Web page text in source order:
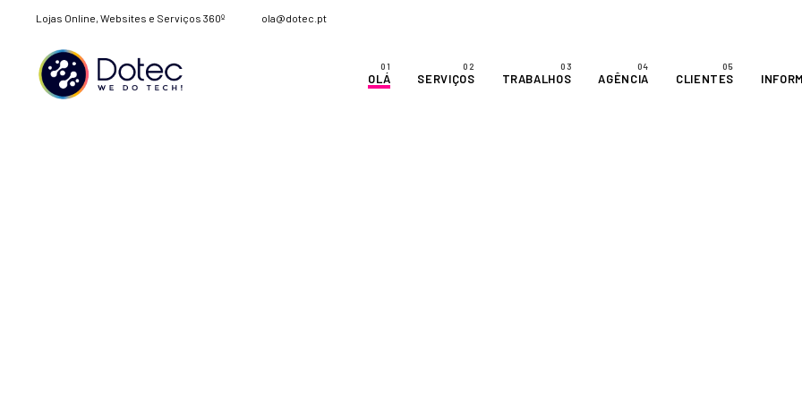
Lojas Online, Websites e Serviços 360º ola@dotec.pt
OLÁ SERVIÇOS TRABALHOS AGÊNCIA CLIENTES